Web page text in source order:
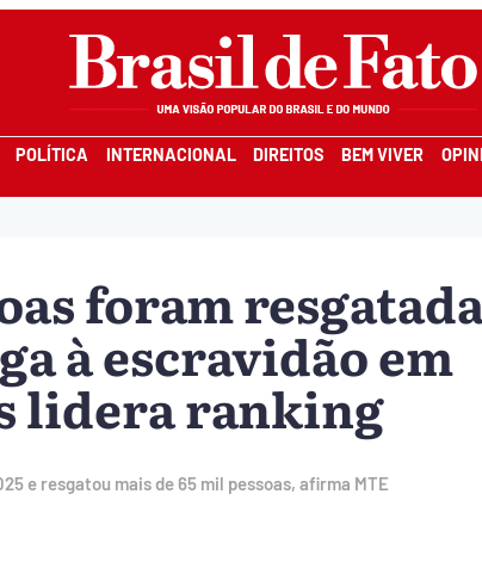
POLÍTICA INTERNACIONAL DIREITOS BEM VIVER
foram
à escravidão em
lidera ranking
e resgatou mais de 65 mil pessoas, afirma MTE